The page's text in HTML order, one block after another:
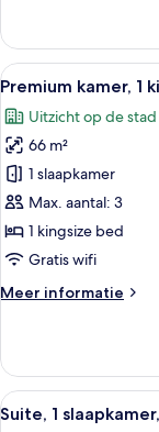
kamer,
roken,
bad
Alle
foto's
voor
Premium
kamer,
1
kingsize
bed,
op
8
Premium kamer, 1
Uitzicht op de stad
66 m²
1 slaapkamer
Max. aantal: 3
1 kingsize bed
Gratis wifi
Meer informatie
Meer
kamer,
kingsize
Alle
foto's
7
Suite, 1